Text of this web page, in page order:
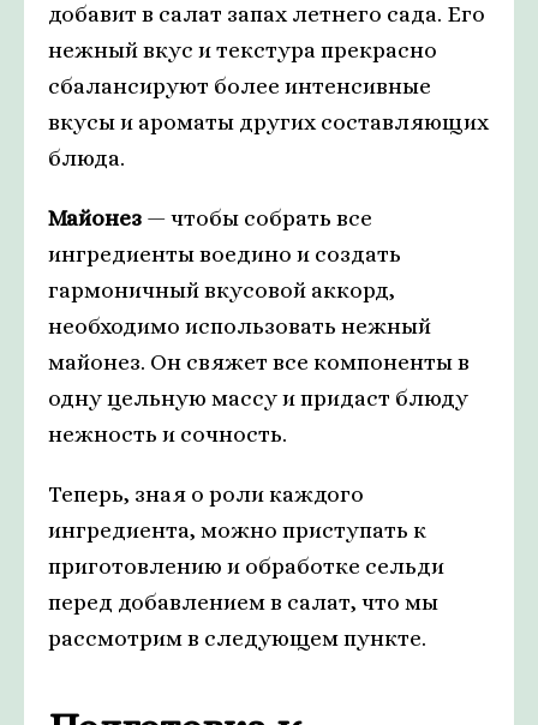
добавит в салат запах летнего сада. Его
нежный вкус и текстура прекрасно
сбалансируют более интенсивные
вкусы и ароматы других составляющих
блюда.
Майонез — чтобы собрать все
ингредиенты воедино и создать
гармоничный вкусовой аккорд,
необходимо использовать нежный
майонез. Он свяжет все компоненты в
одну цельную массу и придаст блюду
нежность и сочность.
Теперь, зная о роли каждого
ингредиента, можно приступать к
приготовлению и обработке сельди
перед добавлением в салат, что мы
рассмотрим в следующем пункте.